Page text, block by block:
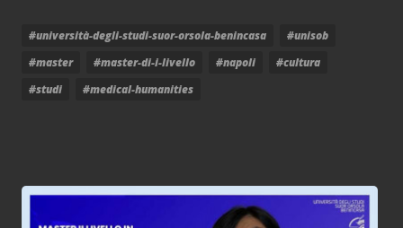
#università-degli-studi-suor-orsola-benincasa
#unisob
#master
#master-di-i-livello #napoli
#cultura
#studi
#medical-humanities